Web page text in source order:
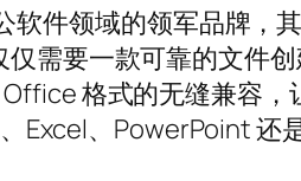
软件领域的领军品牌，
需要一款可靠的文件
格式的无缝兼容
Excel、PowerPoint 还